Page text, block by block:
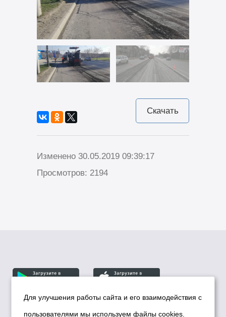
Скачать
Изменено 30.05.2019 09:39:17
Просмотров: 2194
Для улучшения работы сайта и его взаимодействия с
пользователями мы используем файлы cookies.